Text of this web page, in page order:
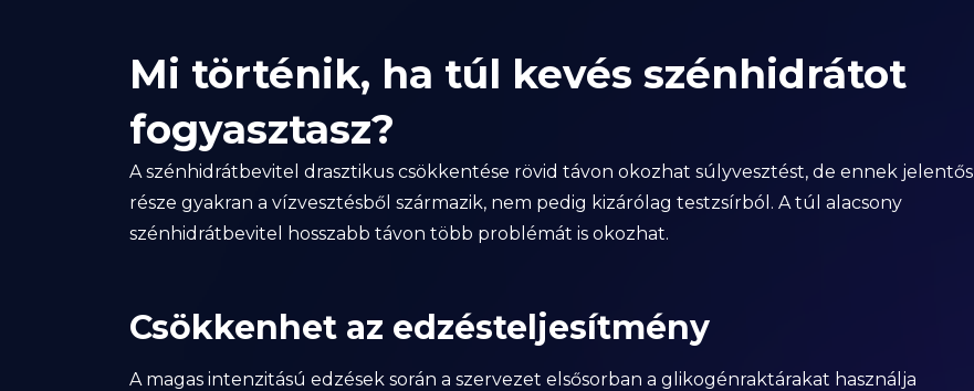
Mi történik, ha túl kevés szénhidrátot
fogyasztasz?
A szénhidrátbevitel drasztikus csökkentése rövid távon okozhat súlyvesztést, de ennek jelentős
része gyakran a vízvesztésből származik, nem pedig kizárólag testzsírból. A túl alacsony
szénhidrátbevitel hosszabb távon több problémát is okozhat.
Csökkenhet az edzésteljesítmény
A magas intenzitású edzések során a szervezet elsősorban a glikogénraktárakat használja